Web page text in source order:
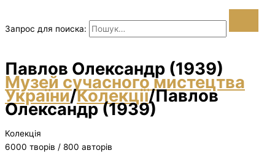
Запрос для поиска:
Павлов Олександр (1939)
Музей сучасного мистецтва
України/Колекції/Павлов
Олександр (1939)
Колекція
6000 творiв / 800 авторів